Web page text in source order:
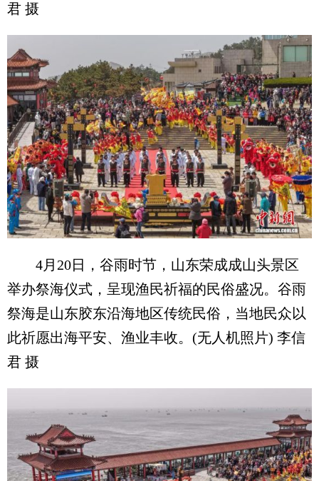
君 摄
4月20日，谷雨时节，山东荣成成山头景区
举办祭海仪式，呈现渔民祈福的民俗盛况。谷雨
祭海是山东胶东沿海地区传统民俗，当地民众以
此祈愿出海平安、渔业丰收。(无人机照片) 李信
君 摄